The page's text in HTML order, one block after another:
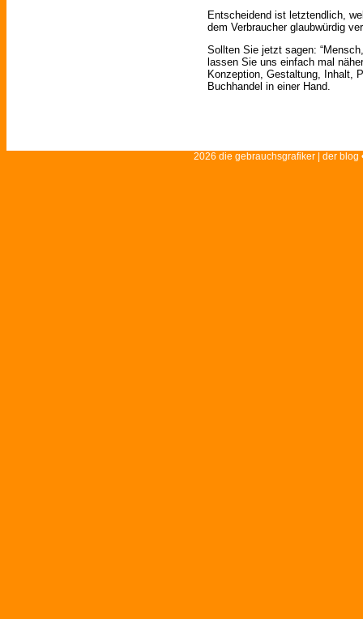
Entscheidend ist letztendlich,
dem Verbraucher glaubwürdig
Sollten Sie jetzt sagen:
lassen Sie uns einfach mal
Konzeption, Gestaltung, Inhalt,
Buchhandel in einer Hand.
2026 die gebrauchsgrafiker | der blog